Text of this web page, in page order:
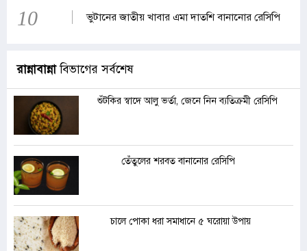
10 ভুটানের জাতীয় খাবার এমা দাতশি বানানোর রেসিপি
রান্নাবান্নাবিভাগের সর্বশেষ
শুঁটকির স্বাদে আলু ভর্তা, জেনে নিন ব্যতিক্রমী রেসিপি
তেঁতুলের শরবত বানানোর রেসিপি
চালে পোকা ধরা সমাধানে ৫ ঘরোয়া উপায়